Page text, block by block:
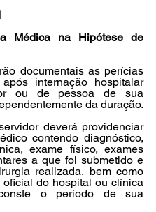
Médica na Hipótese de
documentais as perícias
internação hospitalar
ou de pessoa de sua
da duração.
deverá providenciar
contendo diagnóstico,
exame físico, exames
a que foi submetido e
realizada, bem como
oficial do hospital ou clínica
o período de sua